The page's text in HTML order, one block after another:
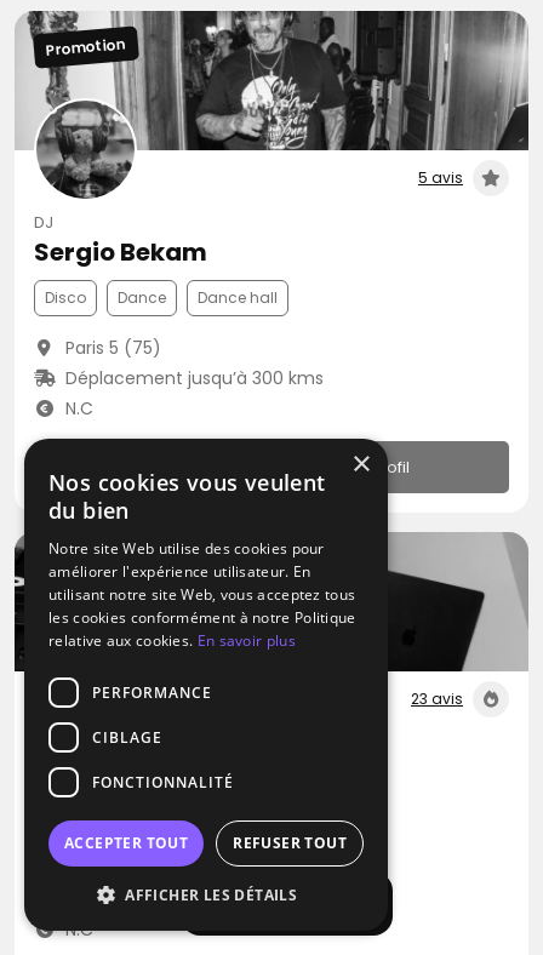
Afficher la carte
5 avis
Promotion
DJ
Sergio Bekam
Disco Dance Dance hall
Paris 5 (75)
Déplacement jusqu’à 300 kms
N.C
Profil
23 avis
DJ
Sen
Disco Dance
Villejuif (94)
Déplacement jusqu’à 200 kms
N.C
×
Nos cookies vous veulent
du bien
Notre site Web utilise des cookies pour
améliorer l'expérience utilisateur. En
utilisant notre site Web, vous acceptez tous
les cookies conformément à notre Politique
relative aux cookies. En savoir plus
PERFORMANCE
CIBLAGE
FONCTIONNALITÉ
ACCEPTER TOUT REFUSER TOUT
AFFICHER LES DÉTAILS